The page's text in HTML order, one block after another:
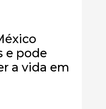
e pode
a vida em